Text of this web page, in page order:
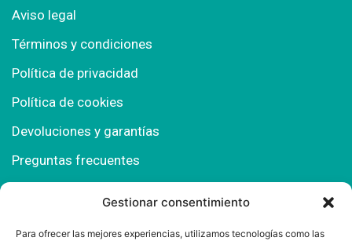
Gestionar consentimiento
Para ofrecer las mejores experiencias, utilizamos tecnologías como las
Aviso legal
Términos y condiciones
Política de privacidad
Política de cookies
Devoluciones y garantías
Preguntas frecuentes